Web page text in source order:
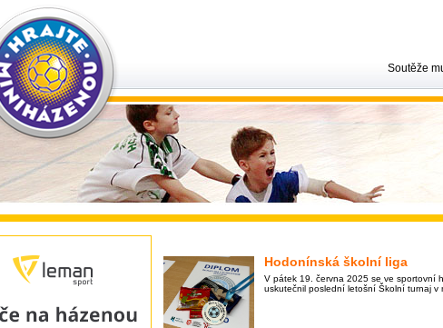
Soutěže
Hodonínská školní liga
V pátek 19. června 2025 se ve sportovní
uskutečnil poslední letošní Školní turnaj v